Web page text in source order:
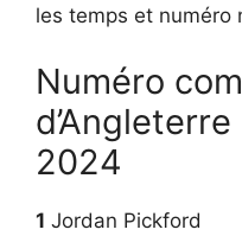
les temps et numéro
Numéro
d’Angleterre
2024
1 Jordan Pickford